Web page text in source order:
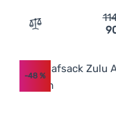
Zum Vergleich
-48 %